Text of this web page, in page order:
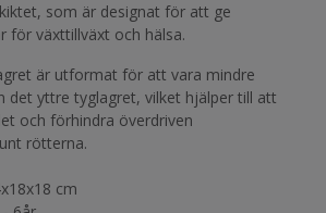
som är designat för att ge
för växttillväxt och hälsa.
är utformat för att vara mindre
det yttre tyglagret, vilket hjälper till att
och förhindra överdriven
rötterna.
cm